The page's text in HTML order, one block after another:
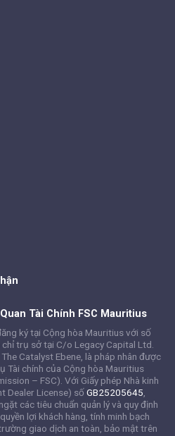
Tài Chính FSC Mauritius
ký tại Cộng hòa Mauritius với số
chỉ trụ sở tại C/o Legacy Capital Ltd.
Catalyst Ebene, là pháp nhân được
Tài chính của Cộng hòa Mauritius
– FSC). Với Giấy phép Nhà kinh
Dealer License) sốGB25205645
các tiêu chuẩn quản lý và quy định
lợi khách hàng, tính minh bạch
giao dịch an toàn, bảo mật trên